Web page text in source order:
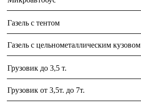
Газель с тентом
Газель с цельнометаллическим кузовом
Грузовик до 3,5 т.
Грузовик от 3,5т. до 7т.